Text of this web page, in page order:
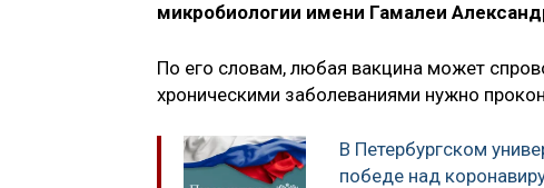
микробиологии имени Гамалеи
По его словам, любая вакцина может
хроническими заболеваниями нужно
В Петербургском
победе над